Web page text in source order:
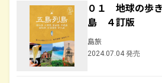
０１ 地球の歩
島 ４訂版
島旅
2024.07.04 発売